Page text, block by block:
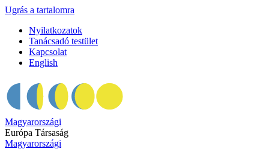
Ugrás a tartalomra
Nyilatkozatok
Tanácsadó testület
Kapcsolat
English
Magyarországi
Európa Társaság
Magyarországi